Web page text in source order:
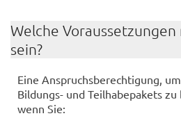
Wel­che
sein?
Eine An­spruchs­be­rech­ti­gung,
Bildungs-​ und Teil­ha­be­pa­kets
wenn Sie: